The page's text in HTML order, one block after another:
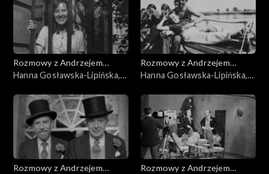
Rozmowy z Andrzejem
Doboszem
Hanna Gosławska-Lipińska,
Rozmowy z Andrzejem
Doboszem
Hanna Gosławska-Lipińska,
Rozmowy z Andrzejem
Rozmowy z Andrzejem